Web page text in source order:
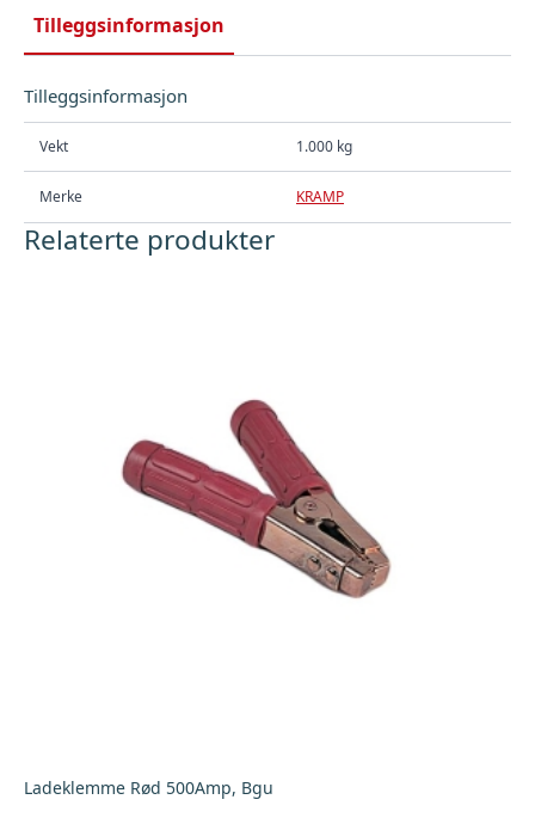
antall
Tilleggsinformasjon
Tilleggsinformasjon
Vekt 1.000 kg
Merke KRAMP
Relaterte produkter
Ladeklemme Rød 500Amp, Bgu